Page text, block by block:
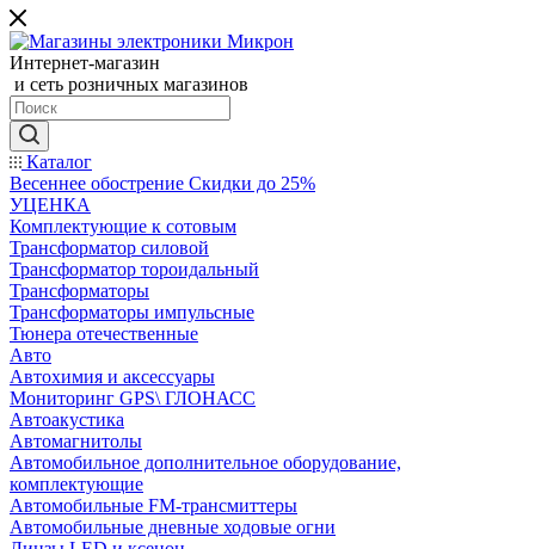
Интернет-магазин
и сеть розничных магазинов
Каталог
Весеннее обострение Скидки до 25%
УЦЕНКА
Комплектующие к сотовым
Трансформатор силовой
Трансформатор тороидальный
Трансформаторы
Трансформаторы импульсные
Тюнера отечественные
Авто
Автохимия и аксессуары
Мониторинг GPS\ ГЛОНАСС
Автоакустика
Автомагнитолы
Автомобильное дополнительное оборудование,
комплектующие
Автомобильные FM-трансмиттеры
Автомобильные дневные ходовые огни